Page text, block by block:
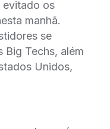
evitado os
manhã.
se
Big Techs, além
Unidos,